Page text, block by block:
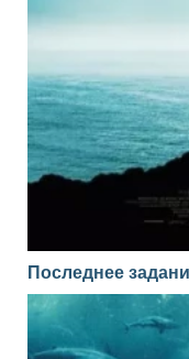
Последнее